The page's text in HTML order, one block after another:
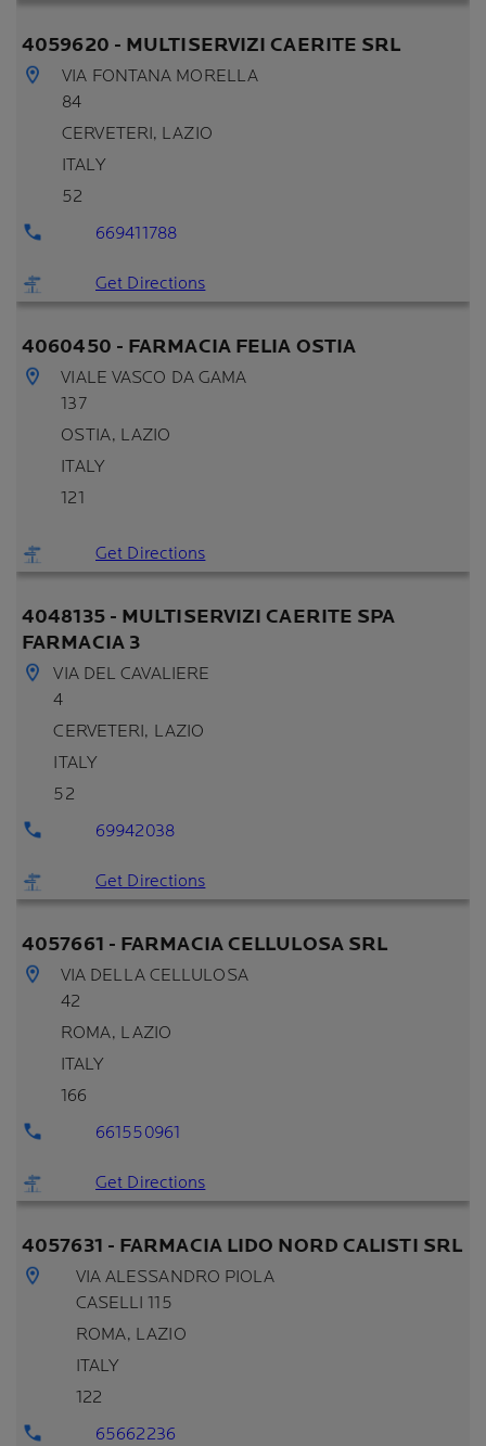
4059620 - MULTISERVIZI CAERITE SRL
VIA FONTANA MORELLA
84
CERVETERI, LAZIO
ITALY
52
669411788
Get Directions
4060450 - FARMACIA FELIA OSTIA
VIALE VASCO DA GAMA
137
OSTIA, LAZIO
ITALY
121
Get Directions
4048135 - MULTISERVIZI CAERITE SPA
FARMACIA 3
VIA DEL CAVALIERE
4
CERVETERI, LAZIO
ITALY
52
69942038
Get Directions
4057661 - FARMACIA CELLULOSA SRL
VIA DELLA CELLULOSA
42
ROMA, LAZIO
ITALY
166
661550961
Get Directions
4057631 - FARMACIA LIDO NORD CALISTI SRL
VIA ALESSANDRO PIOLA
CASELLI 115
ROMA, LAZIO
ITALY
122
65662236